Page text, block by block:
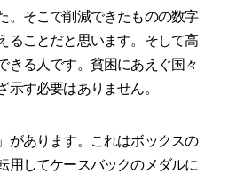
。そこで削減できたものの数字
ることだと思います。そして高
きる人です。貧困にあえぐ国々
す必要はありません。
があります。これはボックスの
用してケースバックのメダルに